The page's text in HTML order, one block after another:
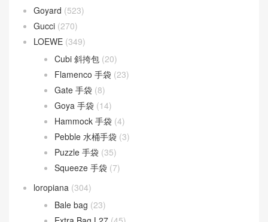
Goyard (523)
Gucci (270)
LOEWE (349)
Cubi 斜挎包 (20)
Flamenco 手袋 (23)
Gate 手袋 (8)
Goya 手袋 (14)
Hammock 手袋 (4)
Pebble 水桶手袋 (3)
Puzzle 手袋 (35)
Squeeze 手袋 (7)
loropiana (304)
Bale bag (23)